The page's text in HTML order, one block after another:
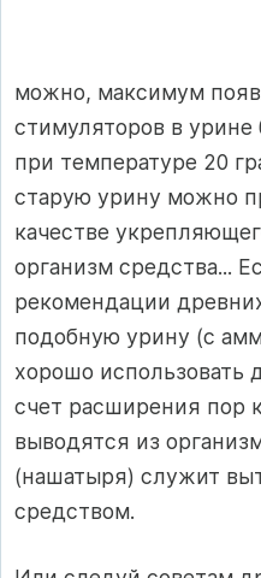
можно, максимум
стимуляторов в
при температуре 20
старую урину можно
качестве
организм средства...
рекомендации
подобную урину (с
хорошо использовать
счет расширения пор
выводятся из
(нашатыря) служит
средством.